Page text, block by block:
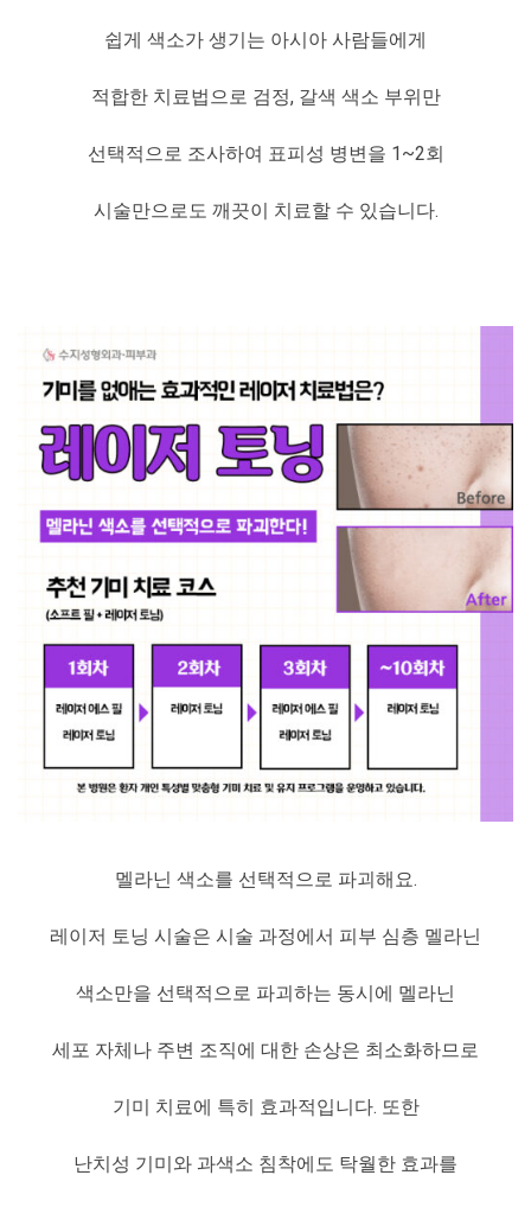
쉽게 색소가 생기는 아시아 사람들에게
적합한 치료법으로 검정, 갈색 색소 부위만
선택적으로 조사하여 표피성 병변을 1~2회
시술만으로도 깨끗이 치료할 수 있습니다.
멜라닌 색소를 선택적으로 파괴해요.
레이저 토닝 시술은 시술 과정에서 피부 심층 멜라닌
색소만을 선택적으로 파괴하는 동시에 멜라닌
세포 자체나 주변 조직에 대한 손상은 최소화하므로
기미 치료에 특히 효과적입니다. 또한
난치성 기미와 과색소 침착에도 탁월한 효과를